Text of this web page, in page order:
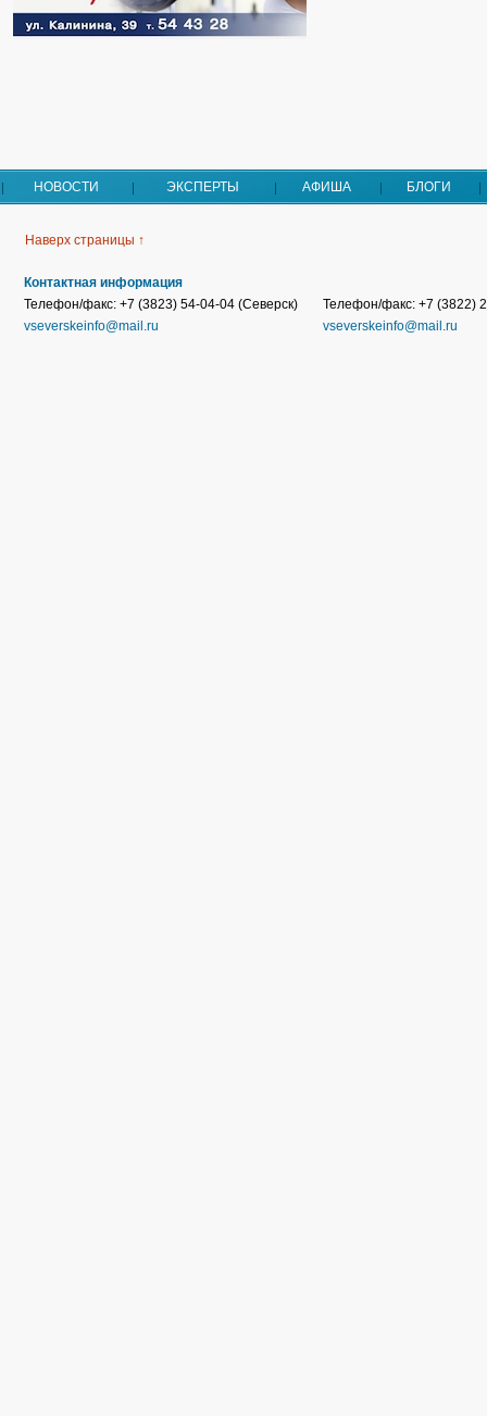
НОВОСТИ ЭКСПЕРТЫ АФИША БЛОГИ
Наверх страницы ↑
Контактная информация
Телефон/факс: +7 (3823) 54-04-04 (Северск)
vseverskeinfo@mail.ru
Телефон/факс: +7 (3822)
vseverskeinfo@mail.ru